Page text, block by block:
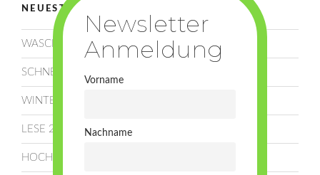
NEUESTE BEITRÄGE
WASCHEN, SCHNEIDEN, LEGEN!
SCHNEE!
WINTERRUHE
LESE 2025!
HOCHSOMMER!
Vorname
Nachname